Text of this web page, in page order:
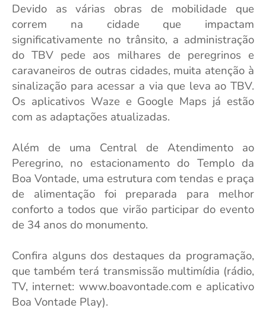
Devido as várias obras de mobilidade que
correm na cidade que impactam
significativamente no trânsito, a administração
do TBV pede aos milhares de peregrinos e
caravaneiros de outras cidades, muita atenção à
sinalização para acessar a via que leva ao TBV.
Os aplicativos Waze e Google Maps já estão
com as adaptações atualizadas.
Além de uma Central de Atendimento ao
Peregrino, no estacionamento do Templo da
Boa Vontade, uma estrutura com tendas e praça
de alimentação foi preparada para melhor
conforto a todos que virão participar do evento
de 34 anos do monumento.
Confira alguns dos destaques da programação,
que também terá transmissão multimídia (rádio,
TV, internet: www.boavontade.com e aplicativo
Boa Vontade Play).